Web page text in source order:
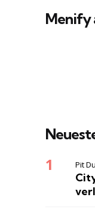
Menify
Pit